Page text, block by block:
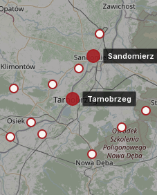
Tarnobrzeg
Sandomierz